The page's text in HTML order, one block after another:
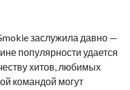
заслужила давно —
популярности удается
хитов, любимых
командой могут